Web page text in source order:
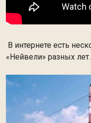
В интернете есть
«Нейвели» разных лет.